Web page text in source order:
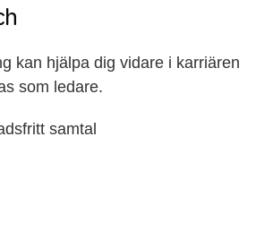
kan hjälpa dig vidare i karriären
som ledare.
samtal